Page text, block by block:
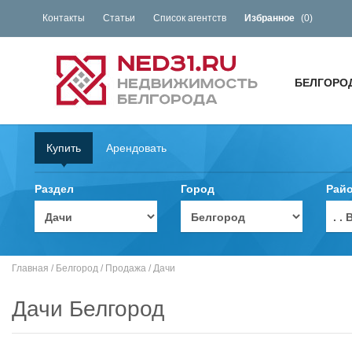
Контакты Статьи Список агентств Избранное (0)
Купить Арендовать
Раздел Город
. .
Главная / Белгород / Продажа / Дачи
Дачи Белгород